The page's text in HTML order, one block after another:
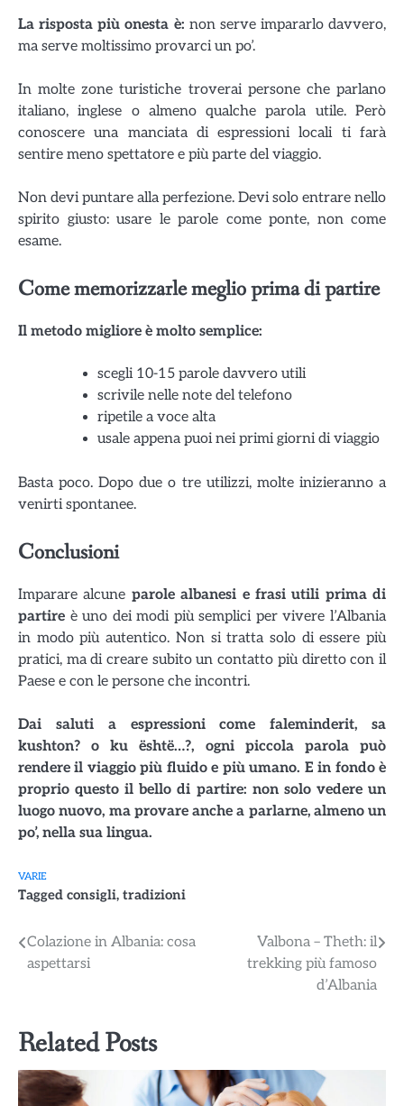
La risposta più onesta è: non serve impararlo davvero,
ma serve moltissimo provarci un po’.
In molte zone turistiche troverai persone che parlano
italiano, inglese o almeno qualche parola utile. Però
conoscere una manciata di espressioni locali ti farà
sentire meno spettatore e più parte del viaggio.
Non devi puntare alla perfezione. Devi solo entrare nello
spirito giusto: usare le parole come ponte, non come
esame.
Come memorizzarle meglio prima di partire
Il metodo migliore è molto semplice:
scegli 10-15 parole davvero utili
scrivile nelle note del telefono
ripetile a voce alta
usale appena puoi nei primi giorni di viaggio
Basta poco. Dopo due o tre utilizzi, molte inizieranno a
venirti spontanee.
Conclusioni
Imparare alcune parole albanesi e frasi utili prima di
partire è uno dei modi più semplici per vivere l’Albania
in modo più autentico. Non si tratta solo di essere più
pratici, ma di creare subito un contatto più diretto con il
Paese e con le persone che incontri.
Dai saluti a espressioni come faleminderit, sa
kushton? o ku është…?, ogni piccola parola può
rendere il viaggio più fluido e più umano. E in fondo è
proprio questo il bello di partire: non solo vedere un
luogo nuovo, ma provare anche a parlarne, almeno un
po’, nella sua lingua.
VARIE
Tagged consigli, tradizioni
Navigazione
articoli
Colazione in Albania: cosa
aspettarsi
Valbona – Theth: il
trekking più famoso
d’Albania
Related Posts